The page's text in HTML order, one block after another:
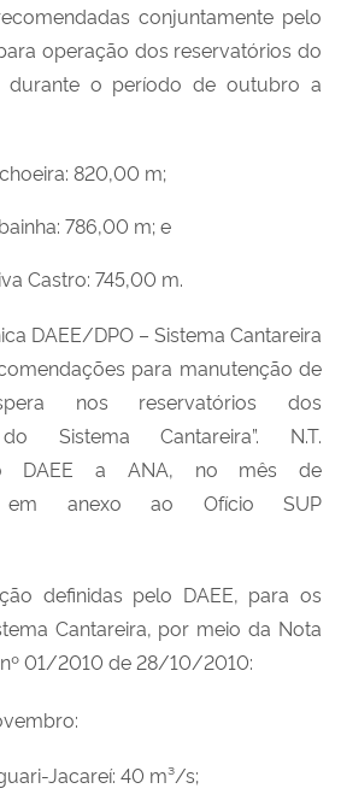
conjuntamente pelo
operação dos reservatórios do
durante o período de outubro a
820,00 m;
786,00 m; e
Castro: 745,00 m.
DAEE/DPO – Sistema Cantareira
para manutenção de
nos reservatórios dos
Sistema Cantareira”. N.T.
DAEE a ANA, no mês de
em anexo ao Ofício SUP
definidas pelo DAEE, para os
Cantareira, por meio da Nota
01/2010 de 28/10/2010:
Jacareí: 40 m³/s;